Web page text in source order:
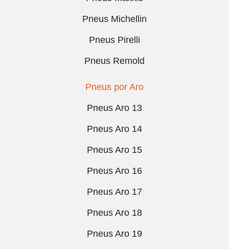
Pneus Michellin
Pneus Pirelli
Pneus Remold
Pneus por Aro
Pneus Aro 13
Pneus Aro 14
Pneus Aro 15
Pneus Aro 16
Pneus Aro 17
Pneus Aro 18
Pneus Aro 19